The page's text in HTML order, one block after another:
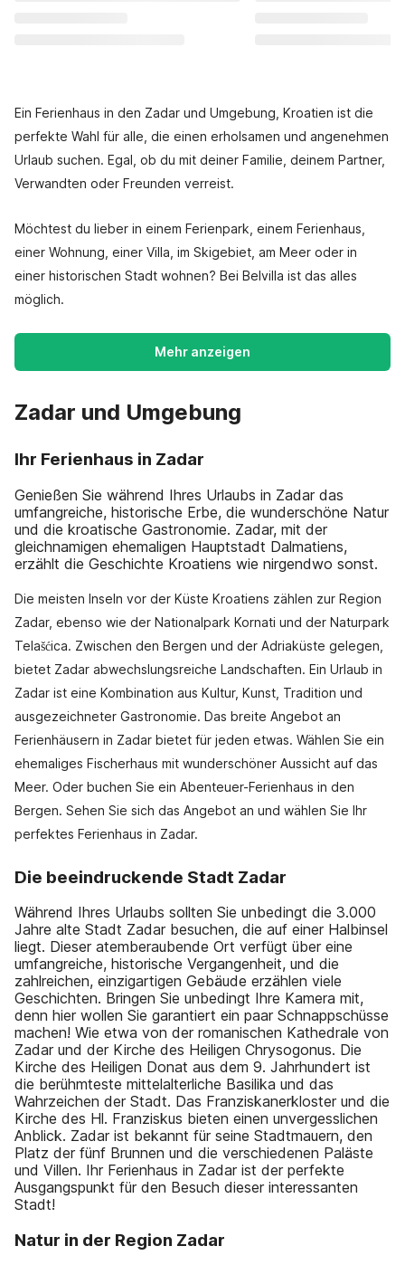
Ein Ferienhaus in den Zadar und Umgebung, Kroatien ist die
perfekte Wahl für alle, die einen erholsamen und angenehmen
Urlaub suchen. Egal, ob du mit deiner Familie, deinem Partner,
Verwandten oder Freunden verreist.
Möchtest du lieber in einem Ferienpark, einem Ferienhaus,
einer Wohnung, einer Villa, im Skigebiet, am Meer oder in
einer historischen Stadt wohnen? Bei Belvilla ist das alles
möglich.
Mehr anzeigen
Zadar und Umgebung
Ihr Ferienhaus in Zadar
Genießen Sie während Ihres Urlaubs in Zadar das
umfangreiche, historische Erbe, die wunderschöne Natur
und die kroatische Gastronomie. Zadar, mit der
gleichnamigen ehemaligen Hauptstadt Dalmatiens,
erzählt die Geschichte Kroatiens wie nirgendwo sonst.
Die meisten Inseln vor der Küste Kroatiens zählen zur Region
Zadar, ebenso wie der Nationalpark Kornati und der Naturpark
Telašćica. Zwischen den Bergen und der Adriaküste gelegen,
bietet Zadar abwechslungsreiche Landschaften. Ein Urlaub in
Zadar ist eine Kombination aus Kultur, Kunst, Tradition und
ausgezeichneter Gastronomie. Das breite Angebot an
Ferienhäusern in Zadar bietet für jeden etwas. Wählen Sie ein
ehemaliges Fischerhaus mit wunderschöner Aussicht auf das
Meer. Oder buchen Sie ein Abenteuer-Ferienhaus in den
Bergen. Sehen Sie sich das Angebot an und wählen Sie Ihr
perfektes Ferienhaus in Zadar.
Die beeindruckende Stadt Zadar
Während Ihres Urlaubs sollten Sie unbedingt die 3.000
Jahre alte Stadt Zadar besuchen, die auf einer Halbinsel
liegt. Dieser atemberaubende Ort verfügt über eine
umfangreiche, historische Vergangenheit, und die
zahlreichen, einzigartigen Gebäude erzählen viele
Geschichten. Bringen Sie unbedingt Ihre Kamera mit,
denn hier wollen Sie garantiert ein paar Schnappschüsse
machen! Wie etwa von der romanischen Kathedrale von
Zadar und der Kirche des Heiligen Chrysogonus. Die
Kirche des Heiligen Donat aus dem 9. Jahrhundert ist
die berühmteste mittelalterliche Basilika und das
Wahrzeichen der Stadt. Das Franziskanerkloster und die
Kirche des Hl. Franziskus bieten einen unvergesslichen
Anblick. Zadar ist bekannt für seine Stadtmauern, den
Platz der fünf Brunnen und die verschiedenen Paläste
und Villen. Ihr Ferienhaus in Zadar ist der perfekte
Ausgangspunkt für den Besuch dieser interessanten
Stadt!
Natur in der Region Zadar